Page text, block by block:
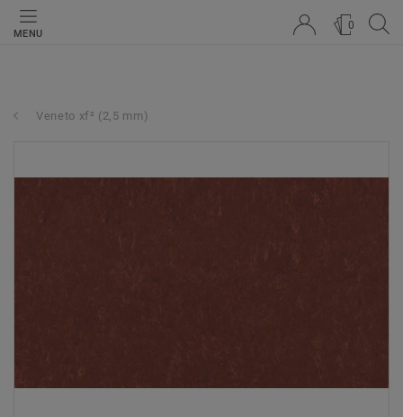
MENU
0
Veneto xf² (2,5 mm)